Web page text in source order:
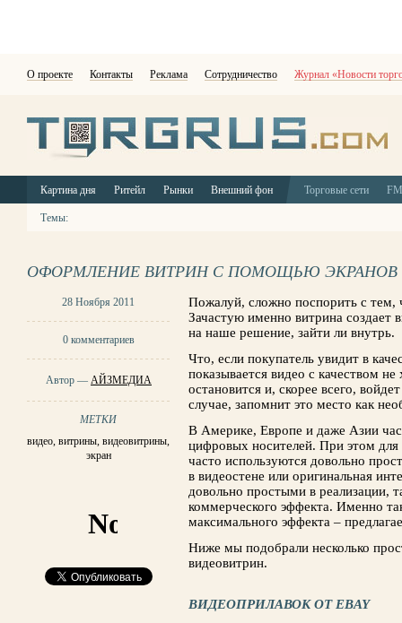
О проекте Контакты Реклама Сотрудничество Журнал «Новости
Картина дня Ритейл Рынки Внешний фон Торговые сети
Темы:
ОФОРМЛЕНИЕ ВИТРИН С ПОМОЩЬЮ ЭКРАНОВ
28 Ноября 2011
0 комментариев
Автор — АЙЗМЕДИА
МЕТКИ
видео,витрины,видеовитрины,
экран
Пожалуй, сложно поспорить с тем,
Зачастую именно витрина создает
на наше решение, зайти ли внутрь.
Что, если покупатель увидит в
показывается видео с качеством
остановится и, скорее всего,
случае, запомнит это место как
В Америке, Европе и даже Азии
цифровых носителей. При этом для
часто используются довольно
в видеостене или оригинальная
довольно простыми в реализации,
коммерческого эффекта. Именно
максимального эффекта –
Ниже мы подобрали несколько
видеовитрин.
ВИДЕОПРИЛАВОК ОТ EBAY